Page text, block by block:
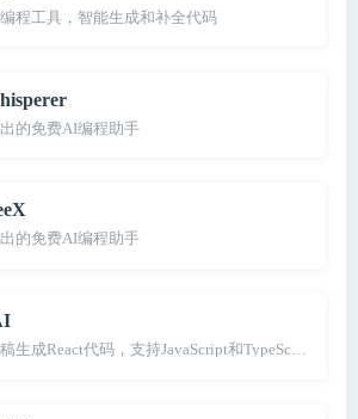
程工具，智能生成和补全代码
的免费AI编程助手
的免费AI编程助手
生成React代码，支持JavaScript和TypeScript